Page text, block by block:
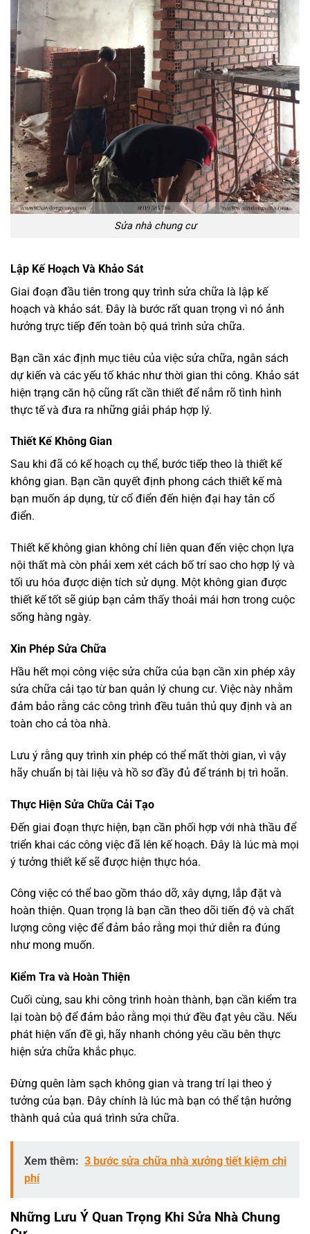
Sửa nhà chung cư
Lập Kế Hoạch Và Khảo Sát
Giai đoạn đầu tiên trong quy trình sửa chữa là lập kế
hoạch và khảo sát. Đây là bước rất quan trọng vì nó ảnh
hưởng trực tiếp đến toàn bộ quá trình sửa chữa.
Bạn cần xác định mục tiêu của việc sửa chữa, ngân sách
dự kiến và các yếu tố khác như thời gian thi công. Khảo sát
hiện trạng căn hộ cũng rất cần thiết để nắm rõ tình hình
thực tế và đưa ra những giải pháp hợp lý.
Thiết Kế Không Gian
Sau khi đã có kế hoạch cụ thể, bước tiếp theo là thiết kế
không gian. Bạn cần quyết định phong cách thiết kế mà
bạn muốn áp dụng, từ cổ điển đến hiện đại hay tân cổ
điển.
Thiết kế không gian không chỉ liên quan đến việc chọn lựa
nội thất mà còn phải xem xét cách bố trí sao cho hợp lý và
tối ưu hóa được diện tích sử dụng. Một không gian được
thiết kế tốt sẽ giúp bạn cảm thấy thoải mái hơn trong cuộc
sống hàng ngày.
Xin Phép Sửa Chữa
Hầu hết mọi công việc sửa chữa của bạn cần xin phép xây
sửa chữa cải tạo từ ban quản lý chung cư. Việc này nhằm
đảm bảo rằng các công trình đều tuân thủ quy định và an
toàn cho cả tòa nhà.
Lưu ý rằng quy trình xin phép có thể mất thời gian, vì vậy
hãy chuẩn bị tài liệu và hồ sơ đầy đủ để tránh bị trì hoãn.
Thực Hiện Sửa Chữa Cải Tạo
Đến giai đoạn thực hiện, bạn cần phối hợp với nhà thầu để
triển khai các công việc đã lên kế hoạch. Đây là lúc mà mọi
ý tưởng thiết kế sẽ được hiện thực hóa.
Công việc có thể bao gồm tháo dỡ, xây dựng, lắp đặt và
hoàn thiện. Quan trọng là bạn cần theo dõi tiến độ và chất
lượng công việc để đảm bảo rằng mọi thứ diễn ra đúng
như mong muốn.
Kiểm Tra và Hoàn Thiện
Cuối cùng, sau khi công trình hoàn thành, bạn cần kiểm tra
lại toàn bộ để đảm bảo rằng mọi thứ đều đạt yêu cầu. Nếu
phát hiện vấn đề gì, hãy nhanh chóng yêu cầu bên thực
hiện sửa chữa khắc phục.
Đừng quên làm sạch không gian và trang trí lại theo ý
tưởng của bạn. Đây chính là lúc mà bạn có thể tận hưởng
thành quả của quá trình sửa chữa.
Xem thêm: 3 bước sửa chữa nhà xưởng tiết kiệm chi
phí
Những Lưu Ý Quan Trọng Khi Sửa Nhà Chung